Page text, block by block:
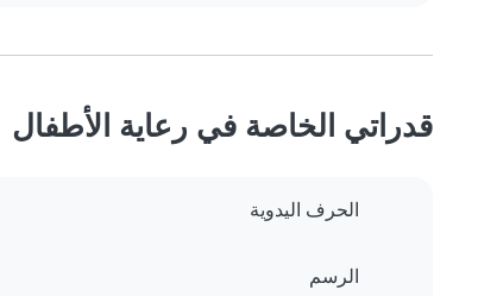
قدراتي الخاصة في رعاية الأطفال
الحرف اليدوية
الرسم